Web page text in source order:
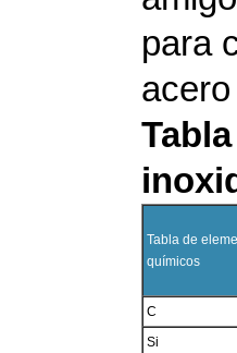
para
Tabla de
químicos
C
Si